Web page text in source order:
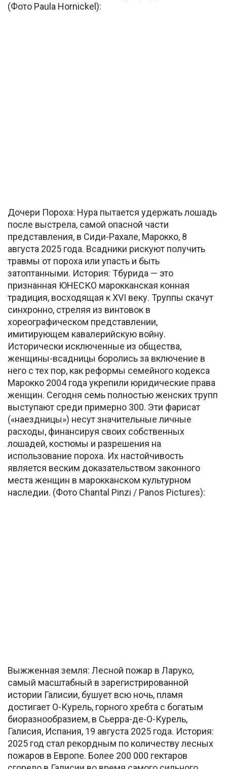
(Фото Paula Hornickel):
Дочери Пороха: Нура пытается удержать лошадь
после выстрела, самой опасной части
представления, в Сиди-Рахале, Марокко, 8
августа 2025 года. Всадники рискуют получить
травмы от пороха или упасть и быть
затоптанными. История: Тбурида — это
признанная ЮНЕСКО марокканская конная
традиция, восходящая к XVI веку. Труппы скачут
синхронно, стреляя из винтовок в
хореографическом представлении,
имитирующем кавалерийскую войну.
Исторически исключенные из общества,
женщины-всадницы боролись за включение в
него с тех пор, как реформы семейного кодекса
Марокко 2004 года укрепили юридические права
женщин. Сегодня семь полностью женских трупп
выступают среди примерно 300. Эти фарисат
(«наездницы») несут значительные личные
расходы, финансируя своих собственных
лошадей, костюмы и разрешения на
использование пороха. Их настойчивость
является веским доказательством законного
места женщин в марокканском культурном
наследии. (Фото Chantal Pinzi / Panos Pictures):
Выжженная земля: Лесной пожар в Ларуко,
самый масштабный в зарегистрированной
истории Галисии, бушует всю ночь, пламя
достигает О-Курель, горного хребта с богатым
биоразнообразием, в Сьерра-де-О-Курель,
Галисия, Испания, 19 августа 2025 года. История:
2025 год стал рекордным по количеству лесных
пожаров в Европе. Более 200 000 гектаров